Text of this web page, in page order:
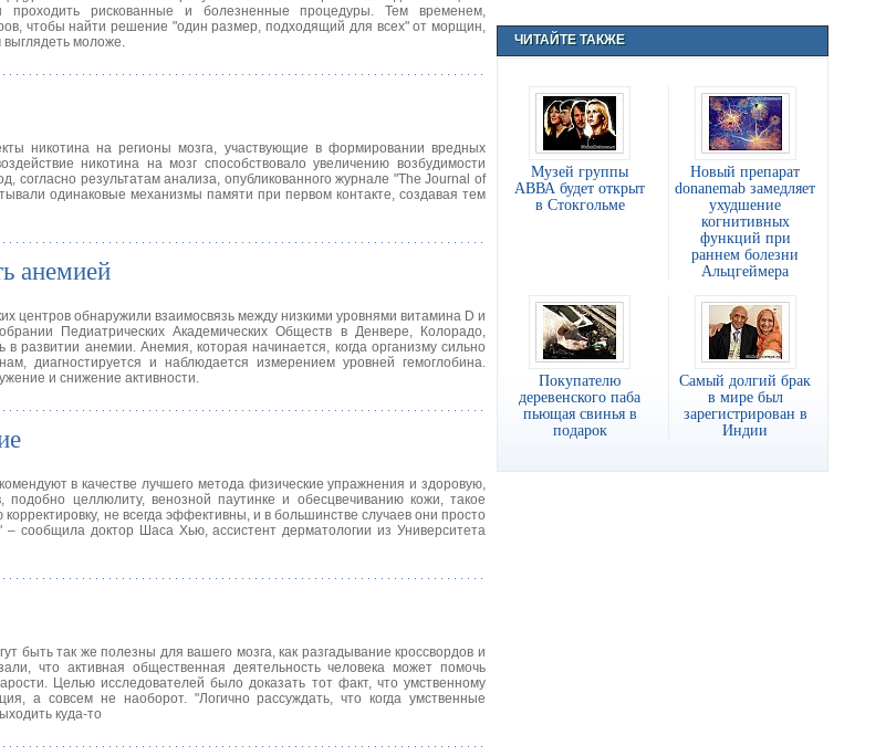
рискованные и болезненные процедуры. Тем временем,
чтобы найти решение "один размер, подходящий для всех" от морщин,
моложе.
никотина на регионы мозга, участвующие в формировании вредных
никотина на мозг способствовало увеличению возбудимости
согласно результатам анализа, опубликованного журнале "The Journal of
одинаковые механизмы памяти при первом контакте, создавая тем
анемией
центров обнаружили взаимосвязь между низкими уровнями витамина D и
Педиатрических Академических Обществ в Денвере, Колорадо,
развитии анемии. Анемия, которая начинается, когда организму сильно
диагностируется и наблюдается измерением уровней гемоглобина.
и снижение активности.
в качестве лучшего метода физические упражнения и здоровую,
целлюлиту, венозной паутинке и обесцвечиванию кожи, такое
не всегда эффективны, и в большинстве случаев они просто
сообщила доктор Шаса Хью, ассистент дерматологии из Университета
быть так же полезны для вашего мозга, как разгадывание кроссвордов и
что активная общественная деятельность человека может помочь
Целью исследователей было доказать тот факт, что умственному
а совсем не наоборот. "Логично рассуждать, что когда умственные
куда-то
ЧИТАЙТЕ ТАКЖЕ
Музей группы
АВВА будет открыт
в Стокгольме
Новый препарат
donanemab замедляет
ухудшение
когнитивных
функций при
раннем болезни
Альцгеймера
Покупателю
деревенского паба
пьющая свинья в
подарок
Самый долгий брак
в мире был
зарегистрирован в
Индии